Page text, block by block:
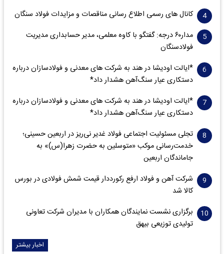
کانال های رسمی اطلاع رسانی مناقصات و مزایدات فولاد سنگان
مدار‌۶٠ درجه: گفتگو با کاوه معلمی، مدیر حسابداری مدیریت
فولادسنگان
*ایالت اودیشا در هند به شرکت های معدنی و فولادسازان درباره
دستکاری عیار سنگ‌آهن هشدار داد*
*ایالت اودیشا در هند به شرکت های معدنی و فولادسازان درباره
دستکاری عیار سنگ‌آهن هشدار داد*
تجلی مسئولیت اجتماعی فولاد غدیر نی‌ریز در اربعین حسینی؛
خدمت‌رسانی موکب «متوسلین به حضرت زهرا(س)» به
جاماندگان اربعین
شرکت آهن و فولاد ارفع رکورددار قیمت شمش فولادی در بورس
کالا شد
برگزاری نشست نمایندگان همکاران با مدیران شرکت تعاونی
تولیدی توزیعی بیهق
اخبار بیشتر